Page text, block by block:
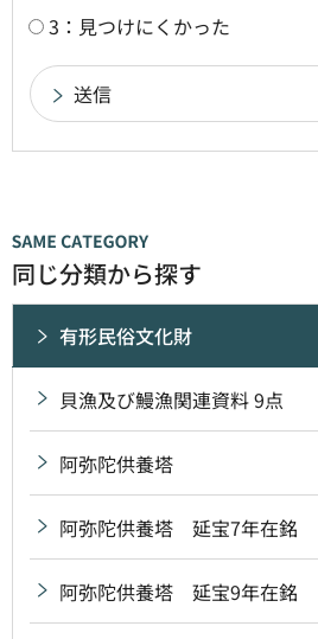
3：見つけにくかった
同じ分類から探す
有形民俗文化財
貝漁及び鰻漁関連資料 9点
阿弥陀供養塔
阿弥陀供養塔 延宝7年在銘
阿弥陀供養塔 延宝9年在銘